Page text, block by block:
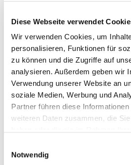
Diese Webseite verwendet
Wir verwenden Cookies, um
personalisieren, Funktionen für
zu können und die Zugriffe auf
analysieren. Außerdem geben wir
Verwendung unserer Website an
soziale Medien, Werbung und
Partner führen diese
weiteren Daten zusammen, die
Notwendig